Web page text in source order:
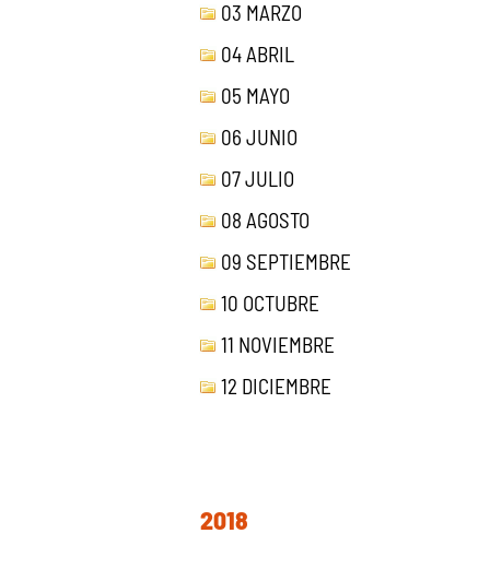
03 MARZO
04 ABRIL
05 MAYO
06 JUNIO
07 JULIO
08 AGOSTO
09 SEPTIEMBRE
10 OCTUBRE
11 NOVIEMBRE
12 DICIEMBRE
2018